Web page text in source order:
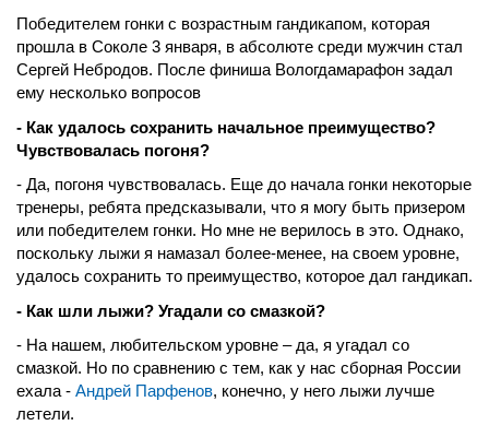
Победителем гонки с возрастным гандикапом, которая
прошла в Соколе 3 января, в абсолюте среди мужчин стал
Сергей Небродов. После финиша Вологдамарафон задал
ему несколько вопросов
- Как удалось сохранить начальное преимущество?
Чувствовалась погоня?
- Да, погоня чувствовалась. Еще до начала гонки некоторые
тренеры, ребята предсказывали, что я могу быть призером
или победителем гонки. Но мне не верилось в это. Однако,
поскольку лыжи я намазал более-менее, на своем уровне,
удалось сохранить то преимущество, которое дал гандикап.
- Как шли лыжи? Угадали со смазкой?
- На нашем, любительском уровне – да, я угадал со
смазкой. Но по сравнению с тем, как у нас сборная России
ехала - Андрей Парфенов, конечно, у него лыжи лучше
летели.